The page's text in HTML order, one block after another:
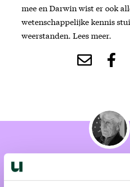
mee en Darwin wist er ook
wetenschappelijke kennis
weerstanden. Lees meer.